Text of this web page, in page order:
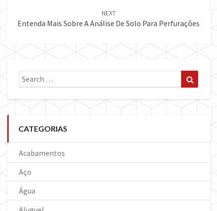
NEXT
Entenda Mais Sobre A Análise De Solo Para Perfurações
Search
for:
CATEGORIAS
Acabamentos
Aço
Água